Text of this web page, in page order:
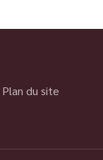
Plan du site